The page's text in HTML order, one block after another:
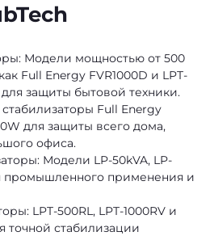
Модели мощностью от 500
Full Energy FVR1000D и LPT-
защиты бытовой техники.
Full Energy
для защиты всего дома,
офиса.
Модели LP-50kVA, LP-
промышленного применения и
LPT-500RL, LPT-1000RV и
точной стабилизации